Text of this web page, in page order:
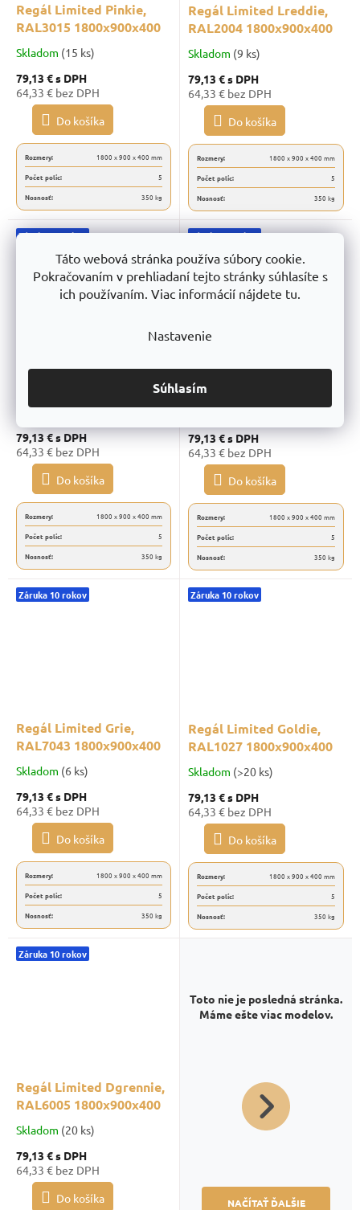
Táto webová stránka používa súbory cookie.
Pokračovaním v prehliadaní tejto stránky súhlasíte s
ich používaním. Viac informácií nájdete tu.
Nastavenie
Súhlasím
Regál Limited Pinkie,
RAL3015 1800x900x400
Skladom (15 ks)
79,13 €s DPH
64,33 € bez DPH
Do košíka
Rozmery:
1800 x 900 x 400 mm
Počet políc:
5
Nosnosť:
350 kg
Regál Limited Lreddie,
RAL2004 1800x900x400
Skladom (9 ks)
79,13 €s DPH
64,33 € bez DPH
Do košíka
Rozmery:
1800 x 900 x 400 mm
Počet políc:
5
Nosnosť:
350 kg
Záruka 10 rokov
Regál Limited Lpurpie,
RAL4003 1800x900x400
Skladom(14 ks)
79,13 €s DPH
64,33 € bez DPH
Do košíka
Rozmery:
1800 x 900 x 400 mm
Počet políc:
5
Nosnosť:
350 kg
Záruka 10 rokov
Regál Limited Lgrennie,
RAL6018 1800x900x400
Skladom(>20 ks)
79,13 €s DPH
64,33 € bez DPH
Do košíka
Rozmery:
1800 x 900 x 400 mm
Počet políc:
5
Nosnosť:
350 kg
Záruka 10 rokov
Regál Limited Grie,
RAL7043 1800x900x400
Skladom (6 ks)
79,13 €s DPH
64,33 € bez DPH
Do košíka
Rozmery:
1800 x 900 x 400 mm
Počet políc:
5
Nosnosť:
350 kg
Záruka 10 rokov
Regál Limited Goldie,
RAL1027 1800x900x400
Skladom (>20 ks)
79,13 €s DPH
64,33 € bez DPH
Do košíka
Rozmery:
1800 x 900 x 400 mm
Počet políc:
5
Nosnosť:
350 kg
Záruka 10 rokov
Regál Limited Dgrennie,
RAL6005 1800x900x400
Skladom (20 ks)
79,13 €s DPH
64,33 € bez DPH
Do košíka
Toto nie je posledná stránka.
Máme ešte viac modelov.
NAČÍTAŤ ĎALŠIE